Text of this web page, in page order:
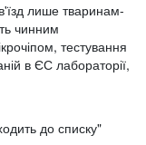
лише тваринам-
чинним
тестування
в ЄС лабораторії,
до списку"